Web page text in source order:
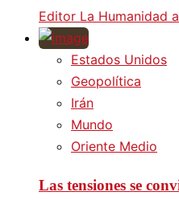
Editor La Humanidad
Estados Unidos
Geopolítica
Irán
Mundo
Oriente Medio
Las tensiones se